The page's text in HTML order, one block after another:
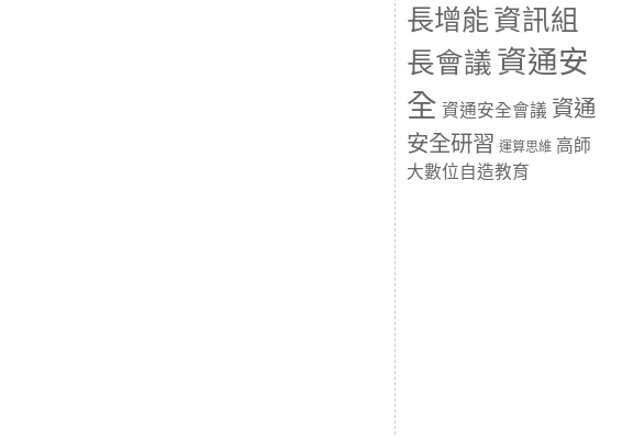
長增能資訊組
長會議 資通安
全 資通安全會議 資通
安全研習 運算思維 高師
大數位自造教育